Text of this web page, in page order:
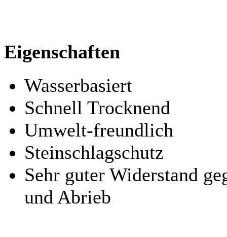
Eigenschaften
Wasserbasiert
Schnell Trocknend
Umwelt-freundlich
Steinschlagschutz
Sehr guter Widerstand
und Abrieb